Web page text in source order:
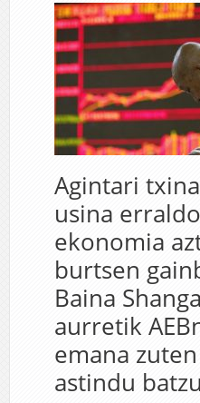
Agintari
usina
ekonomia
burtsen
Baina
aurretik
emana
astindu